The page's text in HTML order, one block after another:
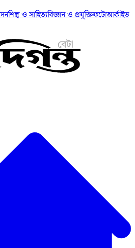
শিল্প ও সাহিত্যবিজ্ঞান ও প্রযুক্তিফটোআর্কাইভ